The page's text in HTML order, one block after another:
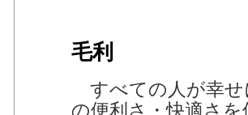
毛利
すべての人が幸せ
の便利さ・快適さ